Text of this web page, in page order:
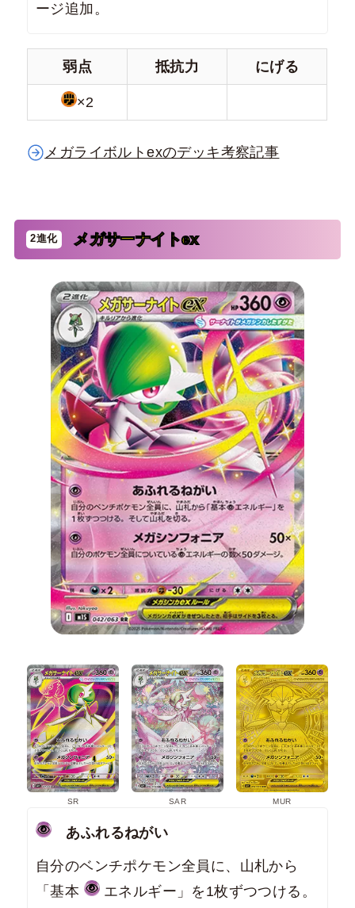
ージ追加。
弱点 抵抗力 にげる
×2
メガライボルトexのデッキ考察記事
メガサーナイトex
SR SAR MUR
あふれるねがい
自分のベンチポケモン全員に、山札から
「基本
エネルギー」を1枚ずつつける。